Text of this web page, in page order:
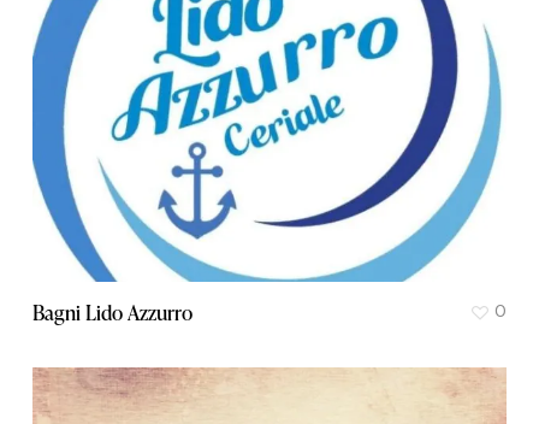
Bagni Lido Azzurro 0